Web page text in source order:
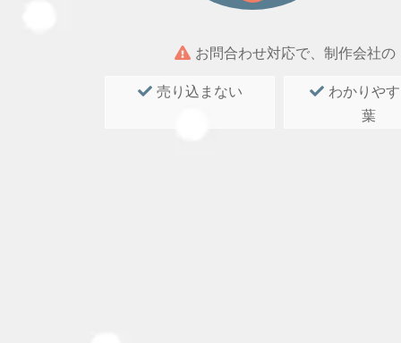
お問合わせ対応で、制作会社の
売り込まない
わかりや
葉